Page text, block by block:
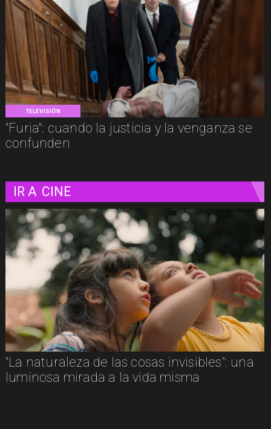
TELEVISIÓN
"Furia": cuando la justicia y la venganza se
confunden
IR A CINE
Adiós a Chuck Russell: el director que
convirtió nuestras pesadillas y fantasías en